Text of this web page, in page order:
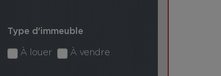
Type d'immeuble
À louer À vendre